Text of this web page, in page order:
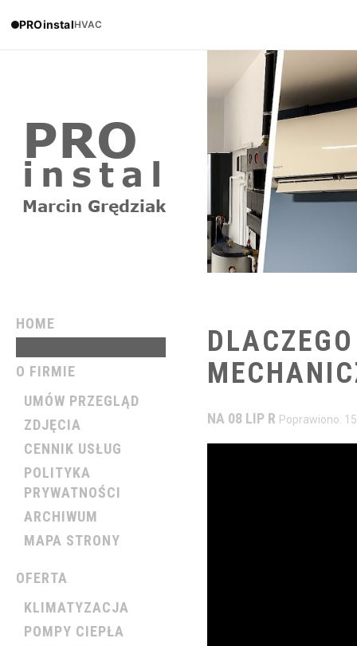
PROinstalHVAC
HOME
O FIRMIE
UMÓW PRZEGLĄD
ZDJĘCIA
CENNIK USŁUG
POLITYKA
PRYWATNOŚCI
ARCHIWUM
MAPA STRONY
OFERTA
KLIMATYZACJA
POMPY CIEPŁA
DLACZEGO
NA 08 LIP R Poprawiono: